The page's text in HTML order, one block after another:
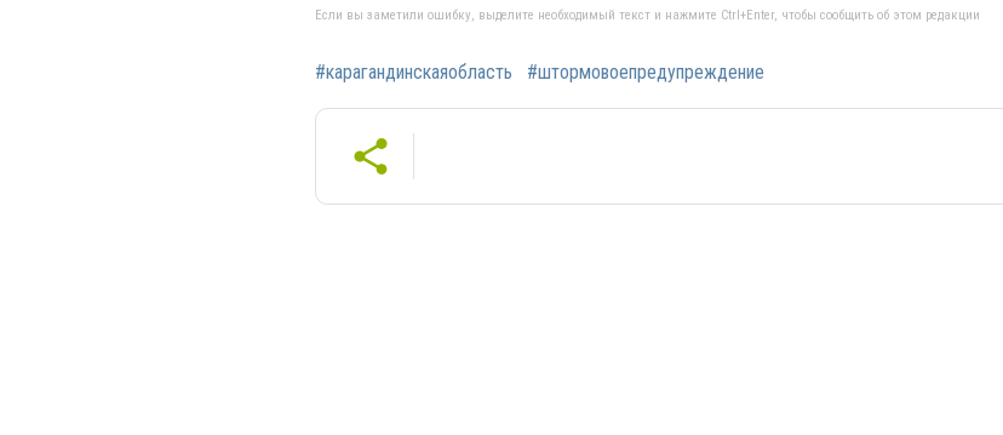
Если вы заметили ошибку, выделите необходимый текст и нажмите Ctrl+Enter, чтобы сообщить об этом редакции
#карагандинскаяобласть #штормовоепредупреждение